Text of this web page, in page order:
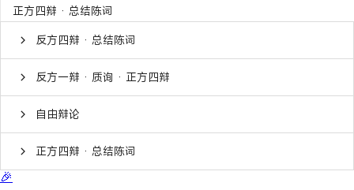
正方四辩 · 总结陈词
反方四辩 · 总结陈词
反方一辩 · 质询 · 正方四辩
自由辩论
正方四辩 · 总结陈词
🎉